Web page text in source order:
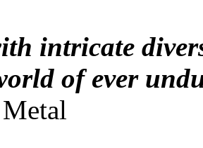
intricate
of ever